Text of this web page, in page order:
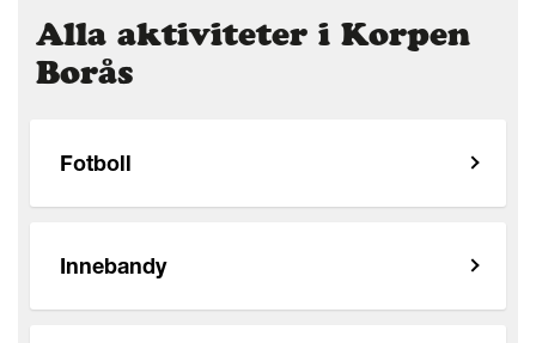
Alla aktiviteter i Korpen
Borås
Fotboll
Innebandy